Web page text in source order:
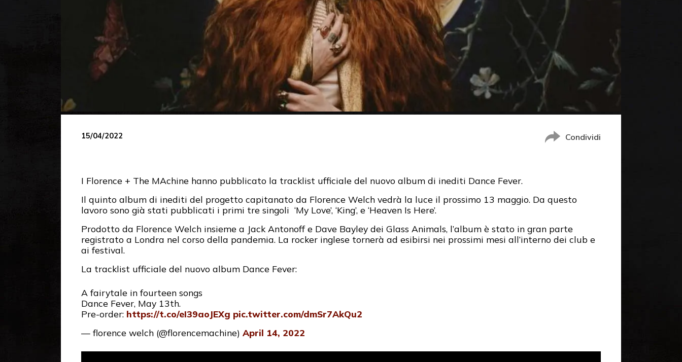
15/04/2022 Condividi
I Florence + The MAchine hanno pubblicato la tracklist ufficiale del nuovo album di inediti Dance Fever.
Il quinto album di inediti del progetto capitanato da Florence Welch vedrà la luce il prossimo 13 maggio. Da questo
lavoro sono già stati pubblicati i primi tre singoli ‘My Love’, ‘King’, e ‘Heaven Is Here’.
Prodotto da Florence Welch insieme a Jack Antonoff e Dave Bayley dei Glass Animals, l’album è stato in gran parte
registrato a Londra nel corso della pandemia. La rocker inglese tornerà ad esibirsi nei prossimi mesi all’interno dei club e
ai festival.
La tracklist ufficiale del nuovo album Dance Fever:
A fairytale in fourteen songs
Dance Fever, May 13th.
Pre-order: https://t.co/eI39aoJEXg pic.twitter.com/dmSr7AkQu2
— florence welch (@florencemachine) April 14, 2022